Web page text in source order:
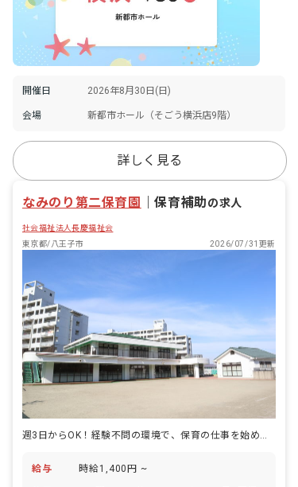
開催日 2026年8月30日(日)
会場 新都市ホール（そごう横浜店9階）
詳しく見る
なみのり第二保育園 ｜保育補助の求人
社会福祉法人長慶福祉会
東京都/八王子市
2026/07/31更新
週3日からOK！経験不問の環境で、保育の仕事を始めませんか？
給与 時給1,400円 ~